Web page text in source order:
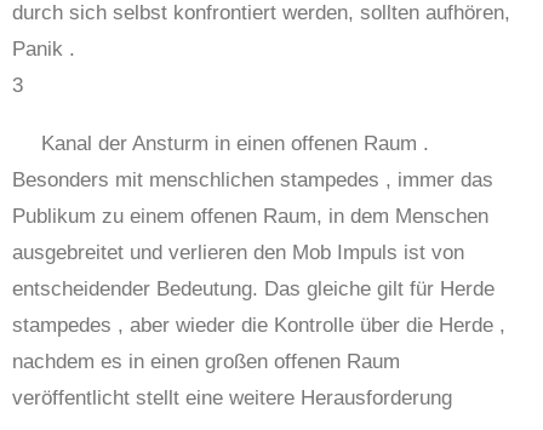
durch sich selbst konfrontiert werden, sollten aufhören,
Panik .
3
Kanal der Ansturm in einen offenen Raum .
Besonders mit menschlichen stampedes , immer das
Publikum zu einem offenen Raum, in dem Menschen
ausgebreitet und verlieren den Mob Impuls ist von
entscheidender Bedeutung. Das gleiche gilt für Herde
stampedes , aber wieder die Kontrolle über die Herde ,
nachdem es in einen großen offenen Raum
veröffentlicht stellt eine weitere Herausforderung